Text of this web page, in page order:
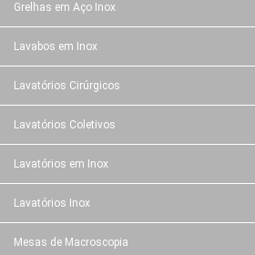
Grelhas em Aço Inox
Lavabos em Inox
Lavatórios Cirúrgicos
Lavatórios Coletivos
Lavatórios em Inox
Lavatórios Inox
Mesas de Macroscopia